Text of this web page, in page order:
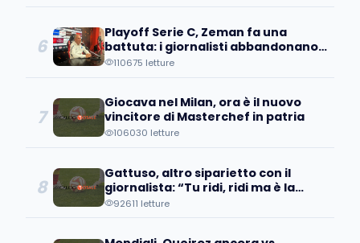
6
Playoff Serie C, Zeman fa una
battuta: i giornalisti abbandonano
la sala stampa
110675 letture
7
Giocava nel Milan, ora è il nuovo
vincitore di Masterchef in patria
106030 letture
8
Gattuso, altro siparietto con il
giornalista: “Tu ridi, ridi ma è la
verità”
92611 letture